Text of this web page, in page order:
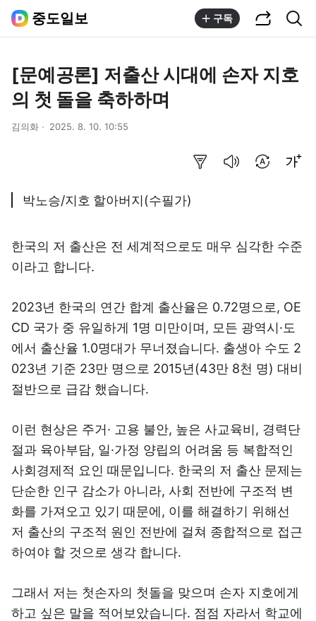
중도일보 구독
[문예공론] 저출산 시대에 손자 지호
의 첫 돌을 축하하며
김의화 2025. 8. 10. 10:55
박노승/지호 할아버지(수필가)
한국의 저 출산은 전 세계적으로도 매우 심각한 수준
이라고 합니다.
2023년 한국의 연간 합계 출산율은 0.72명으로, OE
CD 국가 중 유일하게 1명 미만이며, 모든 광역시·도
에서 출산율 1.0명대가 무너졌습니다. 출생아 수도 2
023년 기준 23만 명으로 2015년(43만 8천 명) 대비
절반으로 급감 했습니다.
이런 현상은 주거· 고용 불안, 높은 사교육비, 경력단
절과 육아부담, 일·가정 양립의 어려움 등 복합적인
사회경제적 요인 때문입니다. 한국의 저 출산 문제는
단순한 인구 감소가 아니라, 사회 전반에 구조적 변
화를 가져오고 있기 때문에, 이를 해결하기 위해선
저 출산의 구조적 원인 전반에 걸쳐 종합적으로 접근
하여야 할 것으로 생각 합니다.
그래서 저는 첫손자의 첫돌을 맞으며 손자 지호에게
하고 싶은 말을 적어보았습니다. 점점 자라서 학교에